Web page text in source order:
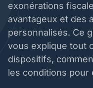
exonérations
avantageux et des
personnalisés. Ce
vous explique tout
dispositifs,
les conditions pour